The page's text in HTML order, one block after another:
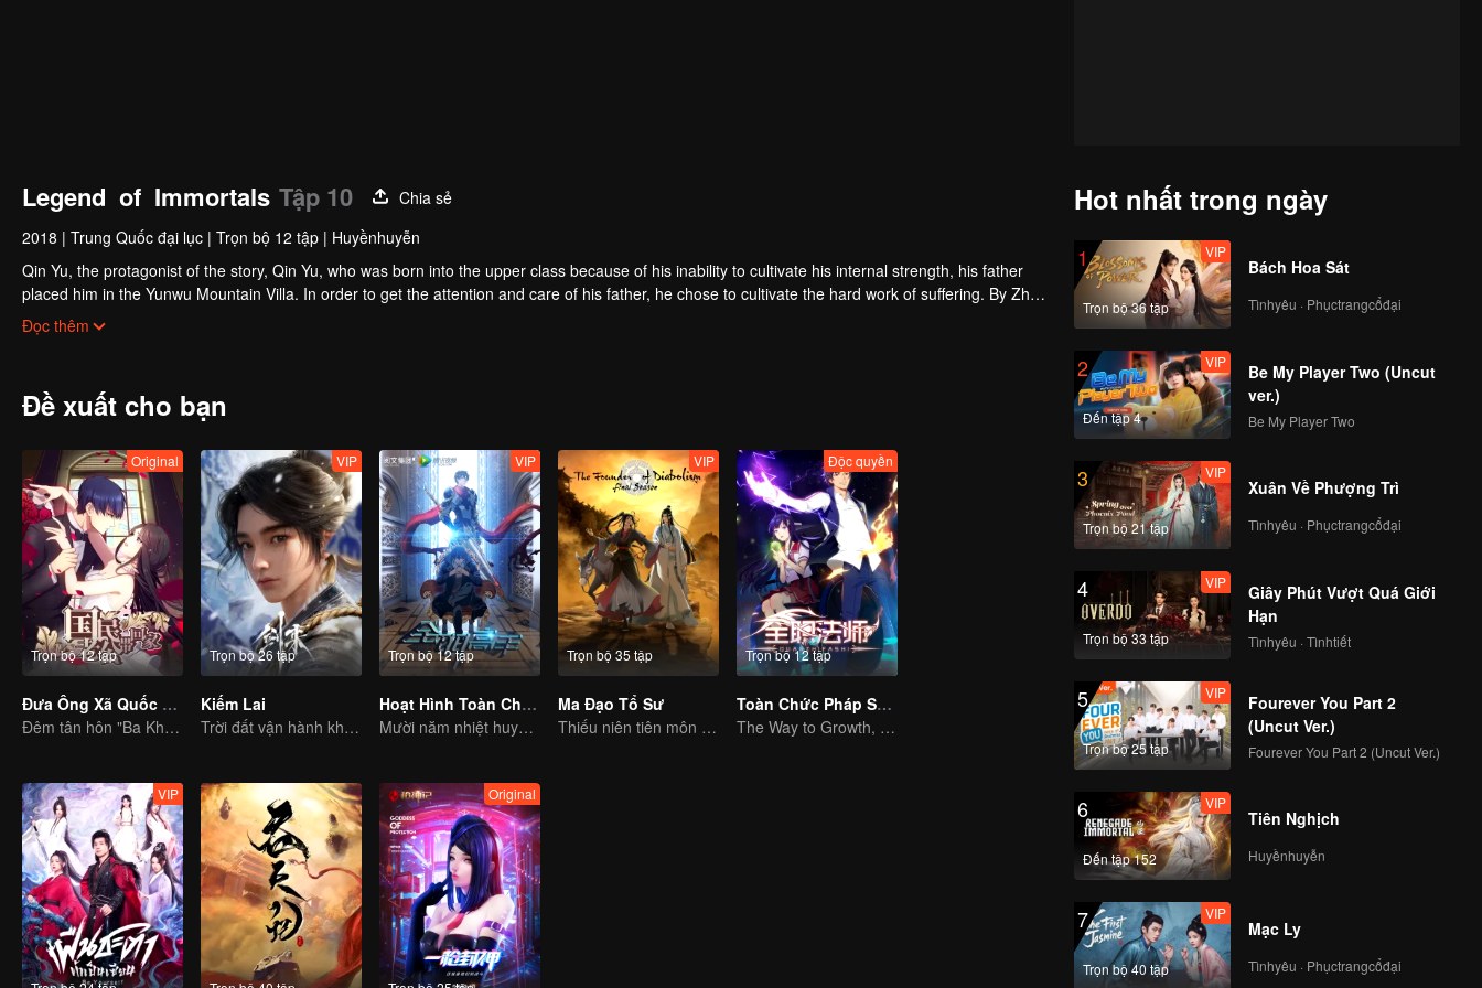
Legend of Immortals Tập 10
Chia sẻ
2018 | Trung Quốc đại lục | Trọn bộ 12 tập | Huyềnhuyễn
Qin Yu, the protagonist of the story, Qin Yu, who was born into the upper class because of his inability to cultivate his internal strength, his father
placed him in the Yunwu Mountain Villa. In order to get the attention and care of his father, he chose to cultivate the hard work of suffering. By Zhao
Yunxing as a teacher, he opened a difficult external practice. From the hands of the horse thief, he saved his childhood play with Tieshan and Iron
Otaru. His blood and true emotions moved to the heavens and the earth, and the stars fell into tears and merged into his body. It is doomed that
Đọc thêm
Đề xuất cho bạn
Trọn bộ 12 tập
Original
Đưa Ông Xã Quốc Dân Về Nhà (S1)
Đêm tân hôn "Ba Không"
Trọn bộ 26 tập
VIP
Kiếm Lai
Trời đất vận hành không ngừng nghỉ, người quân tử không ngừng vươn lên
Trọn bộ 12 tập
VIP
Hoạt Hình Toàn Chức Cao Thủ
Mười năm nhiệt huyết viết nên huy hoàng của game thể thao điện tử
Trọn bộ 35 tập
VIP
Ma Đạo Tổ Sư
Thiếu niên tiên môn trừ hại xua đuổi ta ma cho người dân
Trọn bộ 12 tập
Độc quyền
Toàn Chức Pháp Sư S1
The Way to Growth, Encouragement and Self-improvement
VIP Original
Hot nhất trong ngày
1
Trọn bộ 36 tập
VIP
Bách Hoa Sát
Tìnhyêu · Phụctrangcổđại
2
Đến tập 4
VIP
Be My Player Two (Uncut
ver.)
Be My Player Two
3
Trọn bộ 21 tập
VIP
Xuân Về Phượng Trì
Tìnhyêu · Phụctrangcổđại
4
Trọn bộ 33 tập
VIP
Giây Phút Vượt Quá Giới
Hạn
Tìnhyêu · Tìnhtiết
5
Trọn bộ 25 tập
VIP
Fourever You Part 2
(Uncut Ver.)
Fourever You Part 2 (Uncut Ver.)
6
Đến tập 152
VIP
Tiên Nghịch
Huyềnhuyễn
7
Trọn bộ 40 tập
VIP
Mạc Ly
Tìnhyêu · Phụctrangcổđại